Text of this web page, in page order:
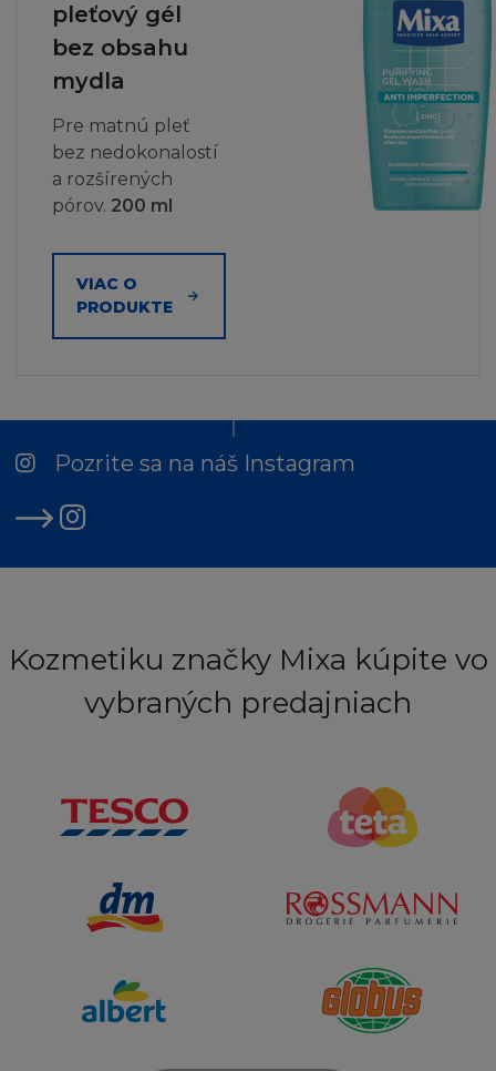
pleťový gél
bez obsahu
mydla
Pre matnú pleť
bez nedokonalostí
a rozšírených
pórov. 200 ml
VIAC O
PRODUKTE
Pozrite sa na náš Instagram
Kozmetiku značky Mixa kúpite vo
vybraných predajniach